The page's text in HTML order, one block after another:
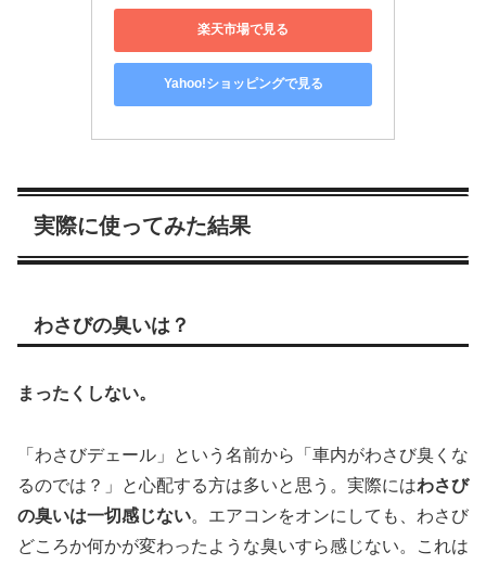
楽天市場で見る
Yahoo!ショッピングで見る
実際に使ってみた結果
わさびの臭いは？
まったくしない。
「わさびデェール」という名前から「車内がわさび臭くな
るのでは？」と心配する方は多いと思う。実際にはわさび
の臭いは一切感じない。エアコンをオンにしても、わさび
どころか何かが変わったような臭いすら感じない。これは